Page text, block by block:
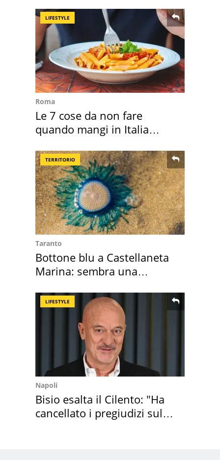
LIFESTYLE
Roma
Le 7 cose da non fare
quando mangi in Italia
TERRITORIO
Taranto
Bottone blu a Castellaneta
Marina: sembra una
LIFESTYLE
Napoli
Bisio esalta il Cilento: "Ha
cancellato i pregiudizi sul